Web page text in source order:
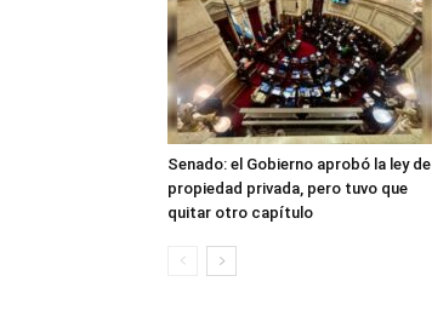
Senado: el Gobierno aprobó la ley de
propiedad privada, pero tuvo que
quitar otro capítulo